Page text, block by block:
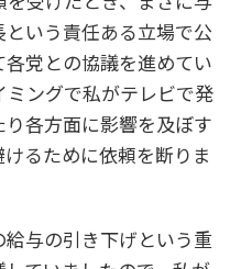
いう責任ある立場で公
党との協議を進めてい
ングで私がテレビで発
各方面に影響を及ぼす
るために依頼を断りま
与の引き下げという重